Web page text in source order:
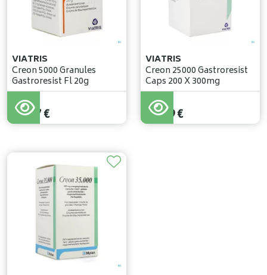
VIATRIS
Creon 5000 Granules
Gastroresist Fl 20g
21,87€
VIATRIS
Creon 25000 Gastroresist
Caps 200 X 300mg
84,69€